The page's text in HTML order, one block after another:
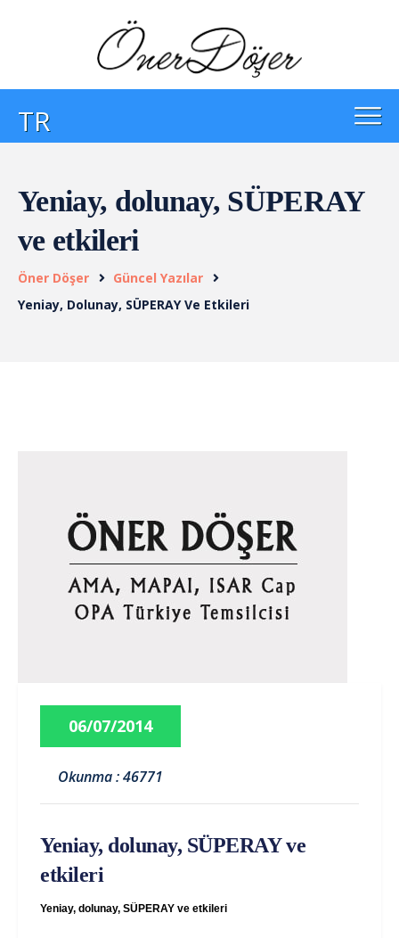
TR
Yeniay, dolunay, SÜPERAY
ve etkileri
Öner Döşer
Güncel Yazılar
Yeniay, Dolunay, SÜPERAY Ve Etkileri
06/07/2014
Okunma : 46771
Yeniay, dolunay, SÜPERAY ve
etkileri
Yeniay, dolunay, SÜPERAY ve etkileri